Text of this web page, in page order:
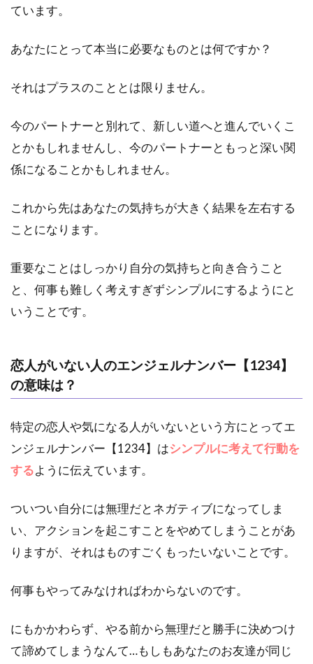
ています。
あなたにとって本当に必要なものとは何ですか？
それはプラスのこととは限りません。
今のパートナーと別れて、新しい道へと進んでいくこ
とかもしれませんし、今のパートナーともっと深い関
係になることかもしれません。
これから先はあなたの気持ちが大きく結果を左右する
ことになります。
重要なことはしっかり自分の気持ちと向き合うこと
と、何事も難しく考えすぎずシンプルにするようにと
いうことです。
恋人がいない人のエンジェルナンバー【1234】
の意味は？
特定の恋人や気になる人がいないという方にとってエ
ンジェルナンバー【1234】はシンプルに考えて行動を
するように伝えています。
ついつい自分には無理だとネガティブになってしま
い、アクションを起こすことをやめてしまうことがあ
りますが、それはものすごくもったいないことです。
何事もやってみなければわからないのです。
にもかかわらず、やる前から無理だと勝手に決めつけ
て諦めてしまうなんて…もしもあなたのお友達が同じ